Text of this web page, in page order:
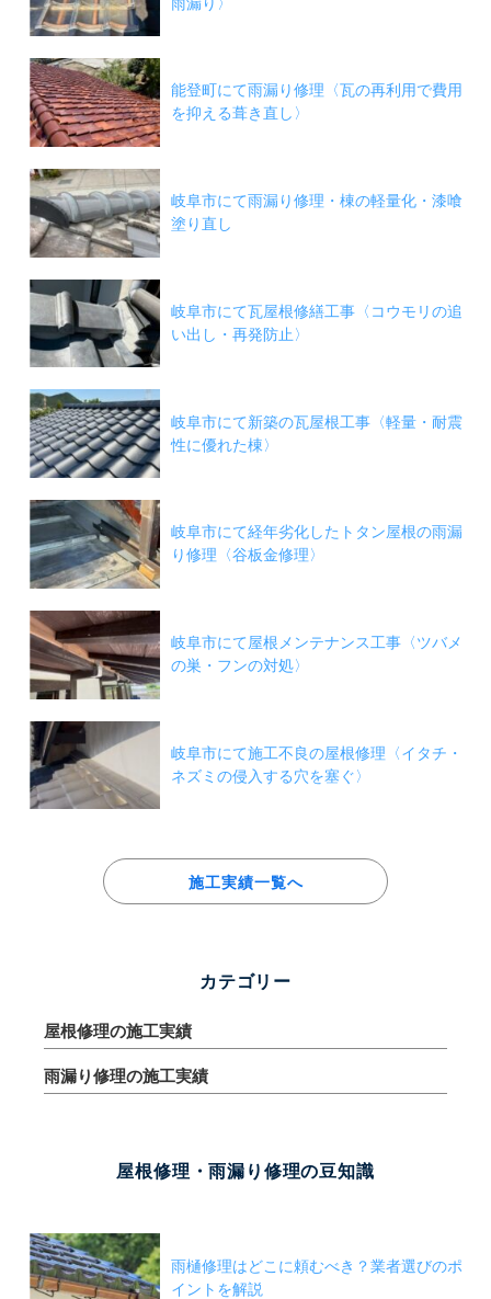
能登町にて雨漏り修理〈瓦の再利用で費用
を抑える葺き直し〉
岐阜市にて雨漏り修理・棟の軽量化・漆喰
塗り直し
岐阜市にて瓦屋根修繕工事〈コウモリの追
い出し・再発防止〉
岐阜市にて新築の瓦屋根工事〈軽量・耐震
性に優れた棟〉
岐阜市にて経年劣化したトタン屋根の雨漏
り修理〈谷板金修理〉
岐阜市にて屋根メンテナンス工事〈ツバメ
の巣・フンの対処〉
岐阜市にて施工不良の屋根修理〈イタチ・
ネズミの侵入する穴を塞ぐ〉
施工実績一覧へ
カテゴリー
屋根修理の施工実績
雨漏り修理の施工実績
屋根修理・雨漏り修理の豆知識
雨樋修理はどこに頼むべき？業者選びのポ
イントを解説